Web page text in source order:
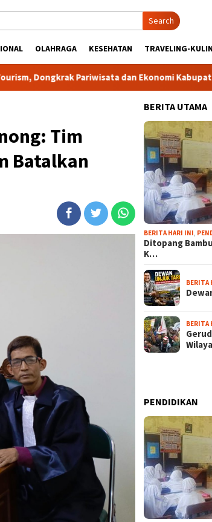
Search
OLAHRAGA KESEHATAN TRAVELING-
Pariwisata dan Ekonomi Kabupaten Bogor
Tim
Batalkan
BERITA UTAMA
BERITA HARI INI
Ditopang
K…
BERITA
BERITA
PENDIDIKAN